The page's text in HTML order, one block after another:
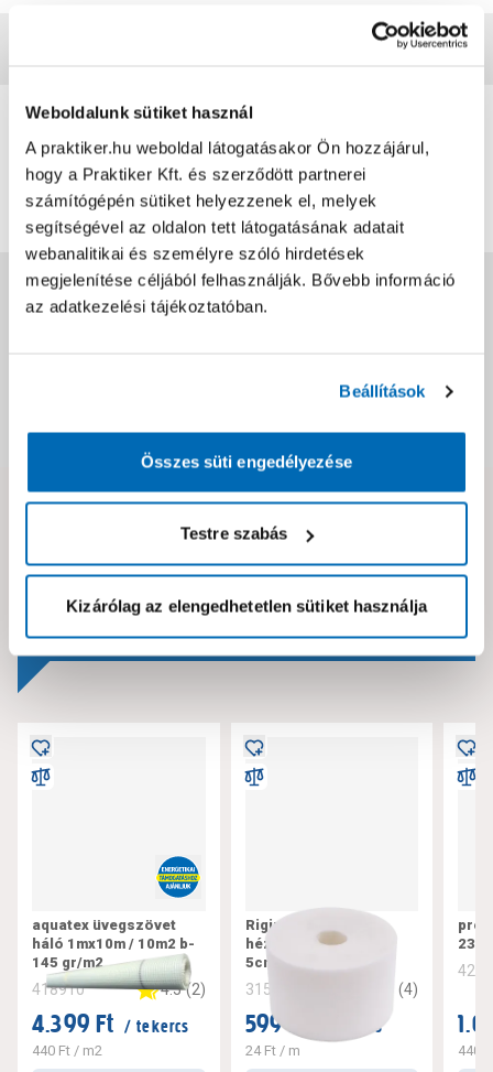
Weboldalunk sütiket használ
A praktiker.hu weboldal látogatásakor Ön hozzájárul,
hogy a Praktiker Kft. és szerződött partnerei
számítógépén sütiket helyezzenek el, melyek
segítségével az oldalon tett látogatásának adatait
webanalitikai és személyre szóló hirdetések
megjelenítése céljából felhasználják. Bővebb információ
az adatkezelési tájékoztatóban.
Beállítások
Összes süti engedélyezése
Testre szabás
Kizárólag az elengedhetetlen sütiket használja
0
Értékelés írása
Jótállás, szavatosság
Dokumentumok, felelős személy
Kérjük jelezd nekünk!
Neked ajánljuk!
aquatex üvegszövet
háló 1mx10m / 10m2 b-
145 gr/m2
418910 4.5 (2)
4.399 Ft / tekercs
440 Ft / m2
Rigips üvegszálas
hézagerősítő szalag
5cmx25m/tekercs
315017 (4)
599 Ft / tekercs
24 Ft/ m
profi
440